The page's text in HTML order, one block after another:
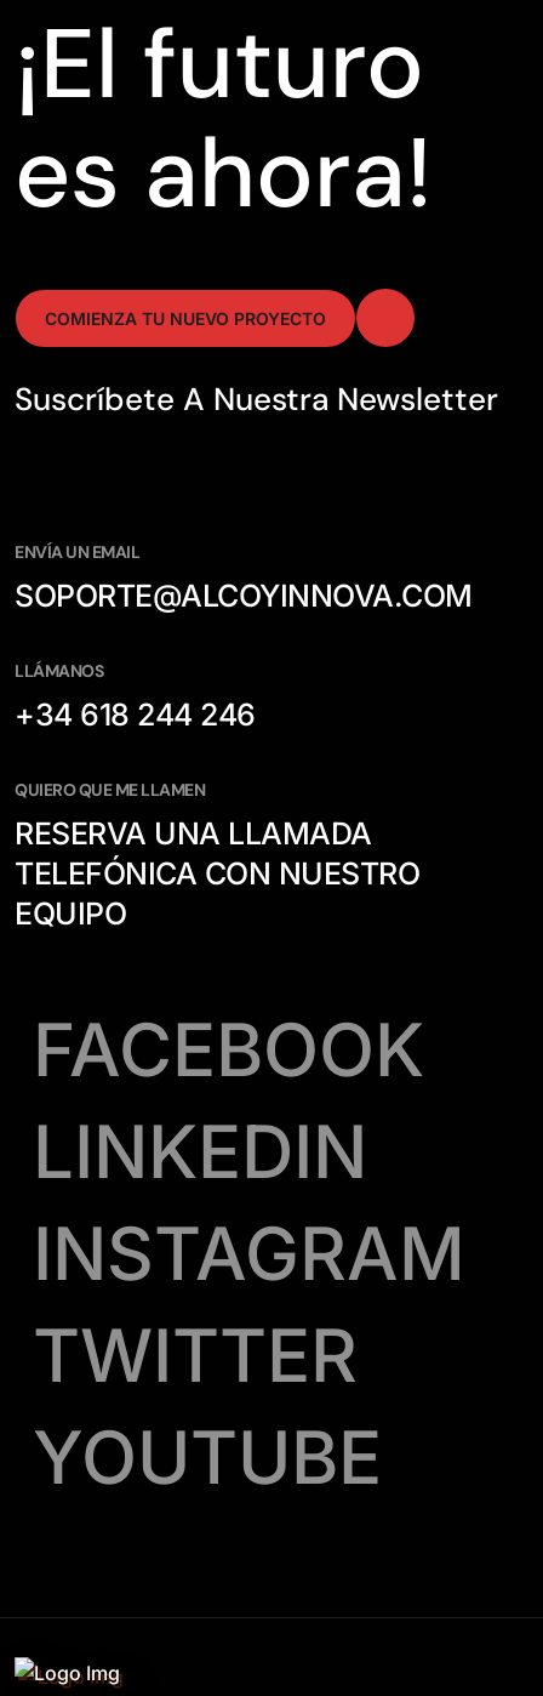
¡El futuro
es ahora!
COMIENZA TU NUEVO PROYECTO
Suscríbete A Nuestra Newsletter
ENVÍA UN EMAIL
SOPORTE@ALCOYINNOVA.COM
LLÁMANOS
+34 618 244 246
QUIERO QUE ME LLAMEN
RESERVA UNA LLAMADA
TELEFÓNICA CON NUESTRO
EQUIPO
FACEBOOK
LINKEDIN
INSTAGRAM
TWITTER
YOUTUBE